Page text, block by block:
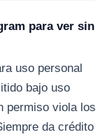
para ver sin
uso personal
bajo uso
permiso viola los
da crédito